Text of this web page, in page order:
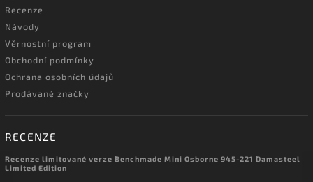
Recenze
Návody
Věrnostní program
Obchodní podmínky
Ochrana osobních údajů
Prodávané značky
RECENZE
Recenze limitované verze Benchmade Mini Osborne 945-221 Damasteel
Limited Edition